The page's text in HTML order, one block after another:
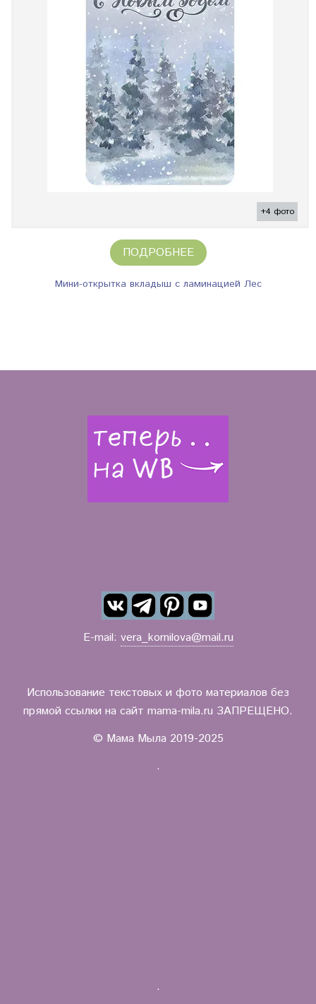
+4 фото
ПОДРОБНЕЕ
Мини-открытка вкладыш с ламинацией Лес
E-mail: vera_kornilova@mail.ru
Использование текстовых и фото материалов без
прямой ссылки на сайт mama-mila.ru ЗАПРЕЩЕНО.
© Мама Мыла 2019-2025
.
.